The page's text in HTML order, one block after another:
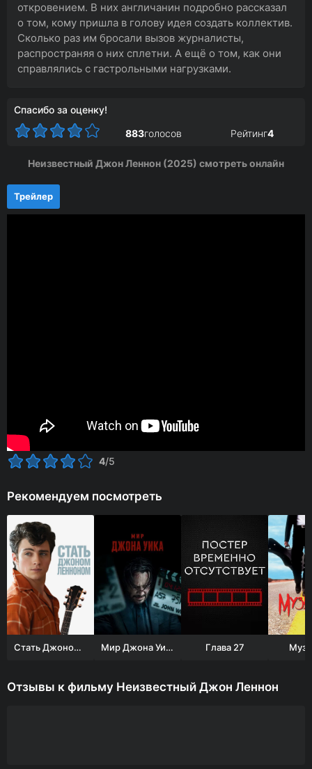
откровением. В них англичанин подробно рассказал
о том, кому пришла в голову идея создать коллектив.
Сколько раз им бросали вызов журналисты,
распространяя о них сплетни. А ещё о том, как они
справлялись с гастрольными нагрузками.
Спасибо за оценку!
883голосов Рейтинг4
Неизвестный Джон Леннон (2025) смотреть онлайн
Трейлер
4/5
Рекомендуем посмотреть
Стать Джоном Ленноном Мир Джона Уика Глава 27
Отзывы к фильму Неизвестный Джон Леннон